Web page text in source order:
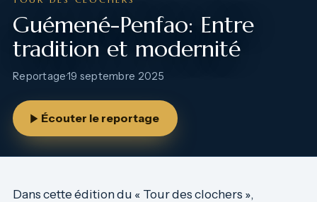
Guémené-Penfao: Entre
tradition et modernité
Reportage·19 septembre 2025
Écouter le reportage
Dans cette édition du « Tour des clochers »,